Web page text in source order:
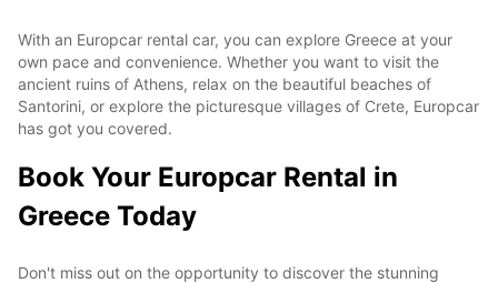
With an Europcar rental car, you can explore Greece at your
own pace and convenience. Whether you want to visit the
ancient ruins of Athens, relax on the beautiful beaches of
Santorini, or explore the picturesque villages of Crete, Europcar
has got you covered.
Book Your Europcar Rental in
Greece Today
Don't miss out on the opportunity to discover the stunning